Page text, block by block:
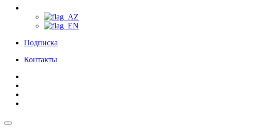
Подписка
Контакты